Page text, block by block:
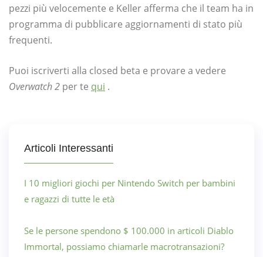
pezzi più velocemente e Keller afferma che il team ha in
programma di pubblicare aggiornamenti di stato più
frequenti.
Puoi iscriverti alla closed beta e provare a vedere
Overwatch 2 per te qui .
Articoli Interessanti
I 10 migliori giochi per Nintendo Switch per bambini
e ragazzi di tutte le età
Se le persone spendono $ 100.000 in articoli Diablo
Immortal, possiamo chiamarle macrotransazioni?